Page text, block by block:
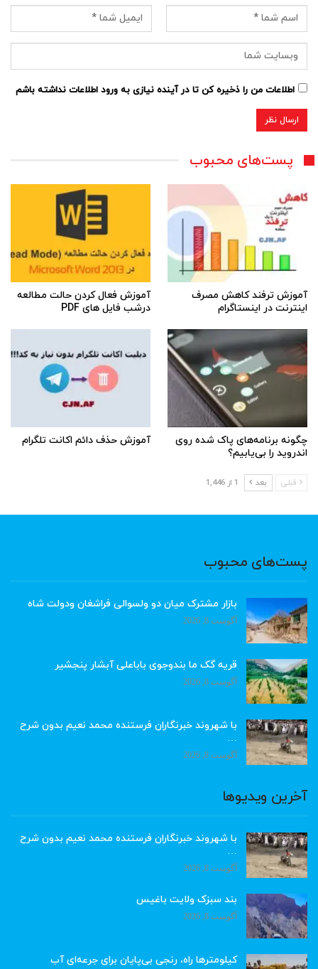
اطلاعات من را ذخیره کن تا در آینده نیازی به ورود اطلاعات نداشته باشم
پست‌های محبوب
آموزش ترفند کاهش مصرف
اینترنت در اینستاگرام
آموزش فعال کردن حالت مطالعه
درشب فایل های PDF
چگونه برنامه‌های پاک شده روی
اندروید را بی‌یابیم؟
آموزش حذف دائم اکانت تلگرام
قبلی بعد 1 از 1,446
پست‌های محبوب
بازار مشترک میان دو ولسوالی فراشغان ودولت شاه
آگوست 8, 2026
قریه گک ما بندوجوی باباعلی آبشار پنجشیر
آگوست 8, 2026
با شهروند خبرنگاران فرستنده محمد نعیم بدون شرح
…
آگوست 8, 2026
آخرین ویدیوها
با شهروند خبرنگاران فرستنده محمد نعیم بدون شرح
…
آگوست 8, 2026
بند سبزک ولایت باغیس
آگوست 8, 2026
کیلومترها راه، رنجی بی‌پایان برای جرعه‌ای آب